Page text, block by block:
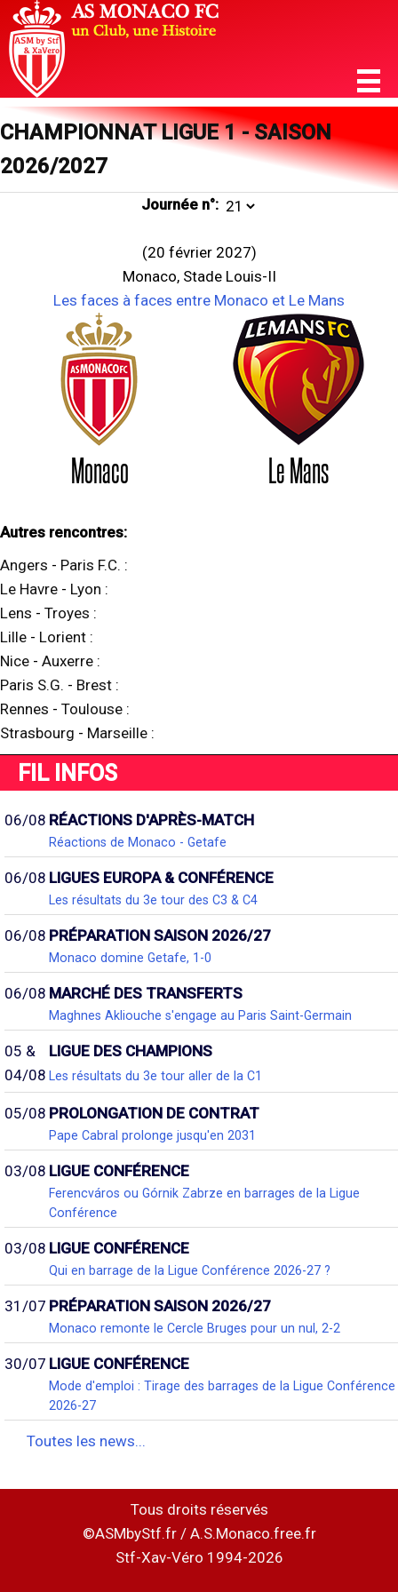
CHAMPIONNAT LIGUE 1 - SAISON
2026/2027
Journée n°:
(20 février 2027)
Monaco, Stade Louis-II
Les faces à faces entre Monaco et Le Mans
Monaco Le Mans
Autres rencontres:
Angers - Paris F.C. :
Le Havre - Lyon :
Lens - Troyes :
Lille - Lorient :
Nice - Auxerre :
Paris S.G. - Brest :
Rennes - Toulouse :
Strasbourg - Marseille :
FIL INFOS
06/08 RÉACTIONS D'APRÈS-MATCH
Réactions de Monaco - Getafe
06/08 LIGUES EUROPA & CONFÉRENCE
Les résultats du 3e tour des C3 & C4
06/08 PRÉPARATION SAISON 2026/27
Monaco domine Getafe, 1-0
06/08 MARCHÉ DES TRANSFERTS
Maghnes Akliouche s'engage au Paris Saint-Germain
05 &
04/08
LIGUE DES CHAMPIONS
Les résultats du 3e tour aller de la C1
05/08 PROLONGATION DE CONTRAT
Pape Cabral prolonge jusqu'en 2031
03/08 LIGUE CONFÉRENCE
Ferencváros ou Górnik Zabrze en barrages de la Ligue
Conférence
03/08 LIGUE CONFÉRENCE
Qui en barrage de la Ligue Conférence 2026-27 ?
31/07 PRÉPARATION SAISON 2026/27
Monaco remonte le Cercle Bruges pour un nul, 2-2
30/07 LIGUE CONFÉRENCE
Mode d'emploi : Tirage des barrages de la Ligue Conférence
2026-27
Toutes les news...
Tous droits réservés
©ASMbyStf.fr / A.S.Monaco.free.fr
Stf-Xav-Véro 1994-2026